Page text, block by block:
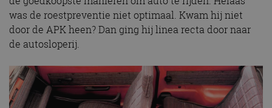
was de roestpreventie niet optimaal. Kwam hij niet
door de APK heen? Dan ging hij linea recta door naar
de autosloperij.